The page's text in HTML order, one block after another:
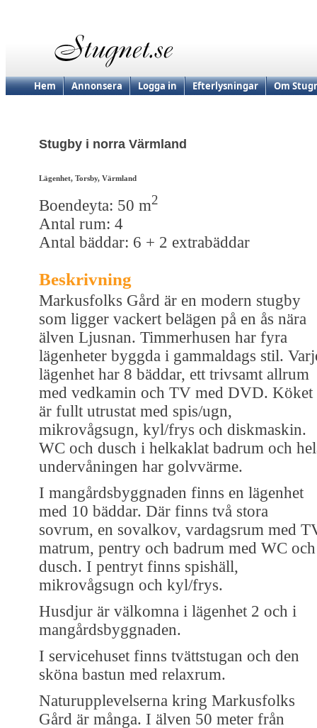
Hem Annonsera Logga in Efterlysningar Om
Stugby i norra Värmland
Lägenhet, Torsby, Värmland
Boendeyta: 50 m2
Antal rum: 4
Antal bäddar: 6 + 2 extrabäddar
Beskrivning
Markusfolks Gård är en modern stugby
som ligger vackert belägen på en ås nära
älven Ljusnan. Timmerhusen har fyra
lägenheter byggda i gammaldags stil.
lägenhet har 8 bäddar, ett trivsamt allrum
med vedkamin och TV med DVD. Köket
är fullt utrustat med spis/ugn,
mikrovågsugn, kyl/frys och diskmaskin.
WC och dusch i helkaklat badrum och
undervåningen har golvvärme.
I mangårdsbyggnaden finns en lägenhet
med 10 bäddar. Där finns två stora
sovrum, en sovalkov, vardagsrum med
matrum, pentry och badrum med WC och
dusch. I pentryt finns spishäll,
mikrovågsugn och kyl/frys.
Husdjur är välkomna i lägenhet 2 och i
mangårdsbyggnaden.
I servicehuset finns tvättstugan och den
sköna bastun med relaxrum.
Naturupplevelserna kring Markusfolks
Gård är många. I älven 50 meter från